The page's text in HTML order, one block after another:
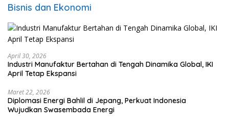
Bisnis dan Ekonomi
April 30, 2026
Industri Manufaktur Bertahan di Tengah Dinamika Global, IKI
April Tetap Ekspansi
Maret 22, 2026
Diplomasi Energi Bahlil di Jepang, Perkuat Indonesia
Wujudkan Swasembada Energi